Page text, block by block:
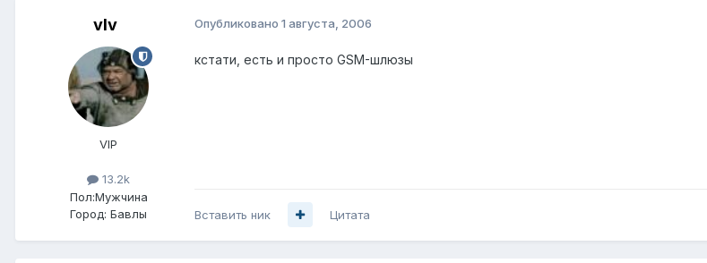
vIv
VIP
13.2k
Пол:Мужчина
Город: Бавлы
Опубликовано 1 августа, 2006
кстати, есть и просто GSM-шлюзы
Вставить ник Цитата